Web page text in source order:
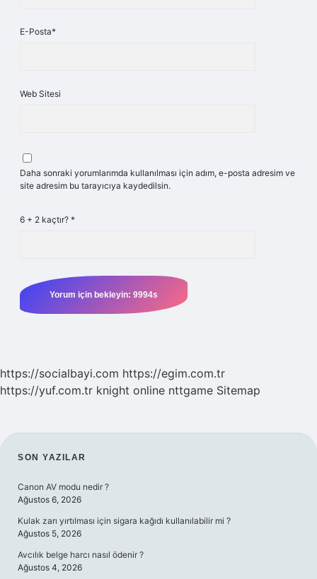
E-Posta*
Web Sitesi
Daha sonraki yorumlarımda kullanılması için adım, e-posta adresim ve
site adresim bu tarayıcıya kaydedilsin.
6 + 2 kaçtır? *
https://socialbayi.com https://egim.com.tr
https://yuf.com.tr knight online nttgame Sitemap
SIDEBAR
SON YAZILAR
Canon AV modu nedir ?
Ağustos 6, 2026
Kulak zarı yırtılması için sigara kağıdı kullanılabilir mi ?
Ağustos 5, 2026
Avcılık belge harcı nasıl ödenir ?
Ağustos 4, 2026